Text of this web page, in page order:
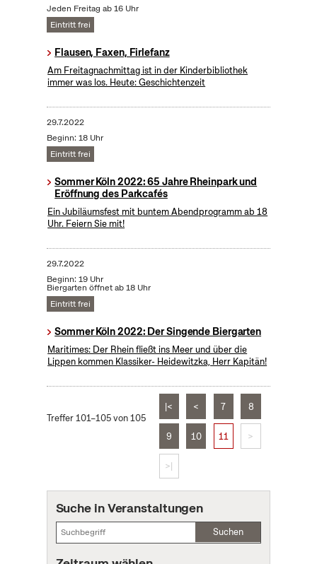
Jeden Freitag ab 16 Uhr
Eintritt frei
Flausen, Faxen, Firlefanz
Am Freitagnachmittag ist in der Kinderbibliothek
immer was los. Heute: Geschichtenzeit
29.7.2022
Beginn: 18 Uhr
Eintritt frei
Sommer Köln 2022: 65 Jahre Rheinpark und
Eröffnung des Parkcafés
Ein Jubiläumsfest mit buntem Abendprogramm ab 18
Uhr. Feiern Sie mit!
29.7.2022
Beginn: 19 Uhr
Biergarten öffnet ab 18 Uhr
Eintritt frei
Sommer Köln 2022: Der Singende Biergarten
Maritimes: Der Rhein fließt ins Meer und über die
Lippen kommen Klassiker- Heidewitzka, Herr Kapitän!
Treffer 101–105 von 105
|< < 7 8
9 10 11 >
>|
Suche in Veranstaltungen
Suchen